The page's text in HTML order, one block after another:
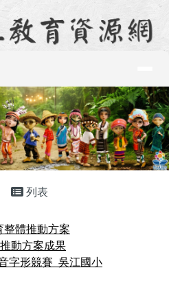
源網
列表
整體推動方案
動方案成果
字形競賽_吳江國小